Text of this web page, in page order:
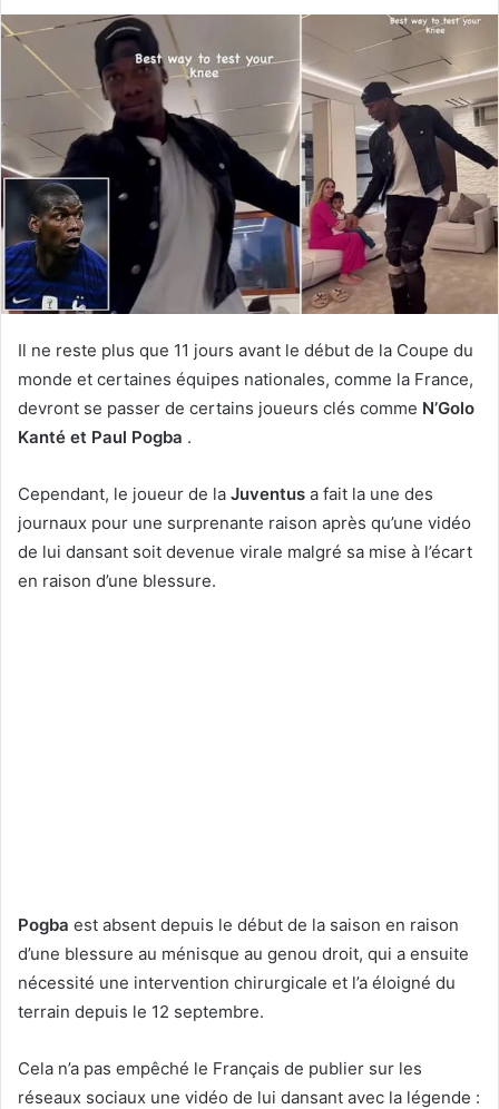
Il ne reste plus que 11 jours avant le début de la Coupe du
monde et certaines équipes nationales, comme la France,
devront se passer de certains joueurs clés comme N’Golo
Kanté et Paul Pogba .
Cependant, le joueur de la Juventus a fait la une des
journaux pour une surprenante raison après qu’une vidéo
de lui dansant soit devenue virale malgré sa mise à l’écart
en raison d’une blessure.
Pogba est absent depuis le début de la saison en raison
d’une blessure au ménisque au genou droit, qui a ensuite
nécessité une intervention chirurgicale et l’a éloigné du
terrain depuis le 12 septembre.
Cela n’a pas empêché le Français de publier sur les
réseaux sociaux une vidéo de lui dansant avec la légende :